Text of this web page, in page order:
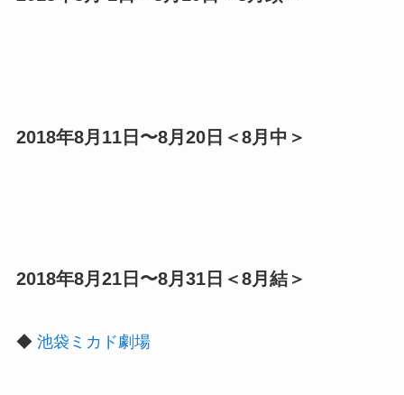
2018年8月11日〜8月20日＜8月中＞
2018年8月21日〜8月31日＜8月結＞
◆ 池袋ミカド劇場